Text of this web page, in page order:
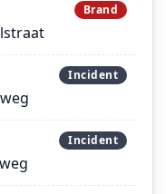
Brand
Incident
Incident